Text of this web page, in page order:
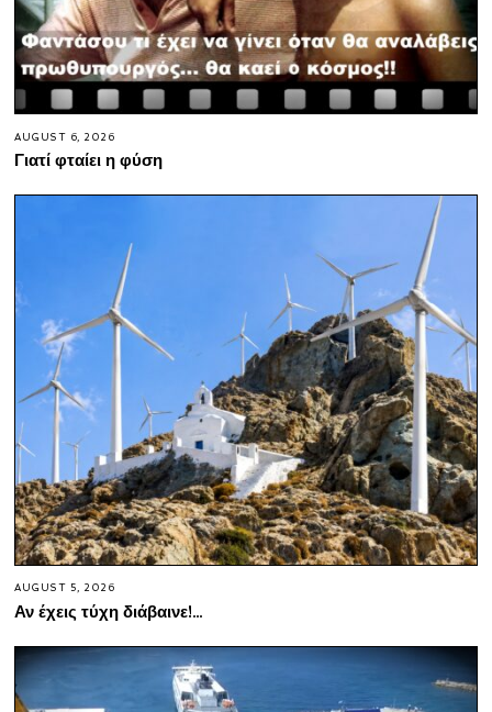
AUGUST 6, 2026
Γιατί φταίει η φύση
AUGUST 5, 2026
Αν έχεις τύχη διάβαινε!…